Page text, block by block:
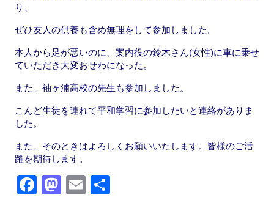
り、
ぜひ友人の供養も含め無理をして参加しました。
本人から足が悪いのに、案内役の鈴木さん(女性)に車に乗せ
ていただき大変おせわになった。
また、袖ヶ浦高校の先生も参加しました。
こんど生徒を連れて平和学習に参加したいと連絡がありま
した。
また、そのときはよろしくお願いいたします。皆様のご活
躍を期待します。
F
M E